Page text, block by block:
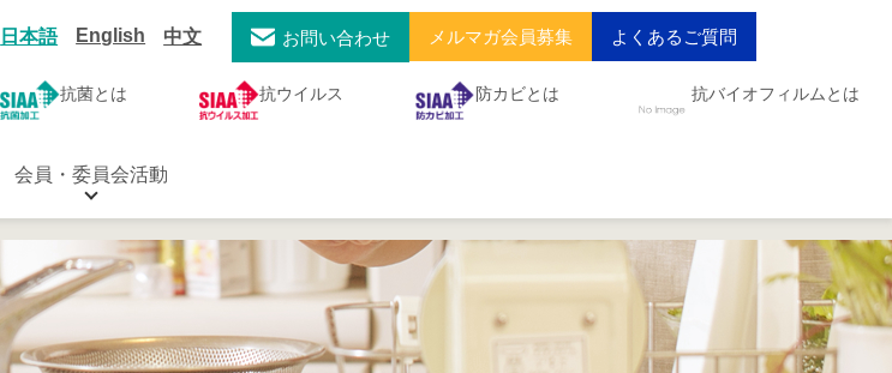
日本語 English 中文 お問い合わせ メルマガ会員募集 よくあるご質問
抗菌とは 抗ウイルス 防カビとは 抗バイオフィルムとは
会員・委員会活動